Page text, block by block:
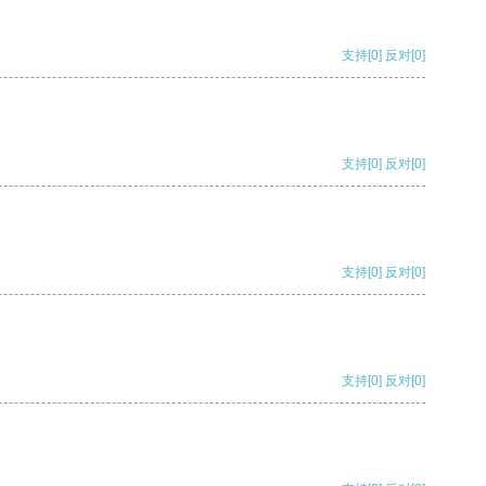
支持[0] 反对[0]
支持[0] 反对[0]
支持[0] 反对[0]
支持[0] 反对[0]